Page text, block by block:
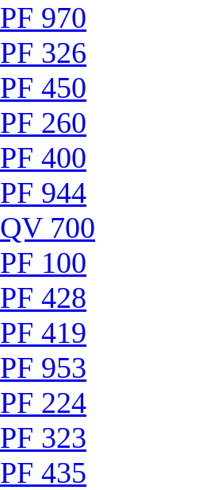
PF 970
PF 326
PF 450
PF 260
PF 400
PF 944
QV 700
PF 100
PF 428
PF 419
PF 953
PF 224
PF 323
PF 435